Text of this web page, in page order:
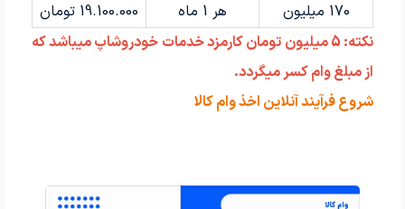
170 میلیون
هر 1 ماه
19.100.000 تومان
نکته: 5 میلیون تومان کارمزد خدمات خودروشاپ میباشد که
از مبلغ وام کسر میگردد.
شروع فرآیند آنلاین اخذ وام کالا